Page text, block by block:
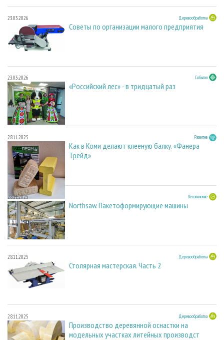
23.03.2026 Деревообработка
Советы по организации малого предприятия
23.03.2026 События
«Российский лес» - в тридцатый раз
28.11.2025 Развитие
Как в Коми делают клееную балку. «Фанера
Трейд»
28.11.2025 Лесопиление
Northsaw. Пакетоформирующие машины
28.11.2025 Деревообработка
Столярная мастерская. Часть 2
28.11.2025 Деревообработка
Производство деревянной оснастки на
модельных участках литейных производст